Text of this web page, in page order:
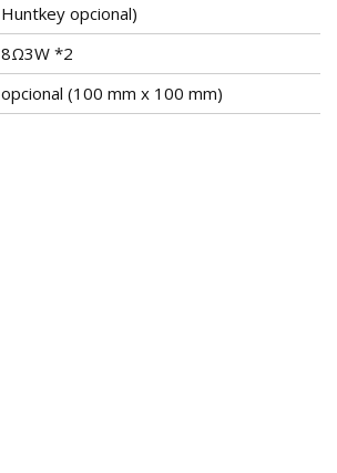
Huntkey opcional)
8Ω3W *2
opcional (100 mm x 100 mm)